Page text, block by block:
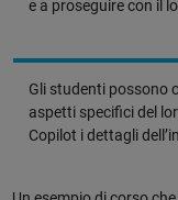
e a proseguire con il
Gli studenti possono
aspetti specifici del
Copilot i dettagli